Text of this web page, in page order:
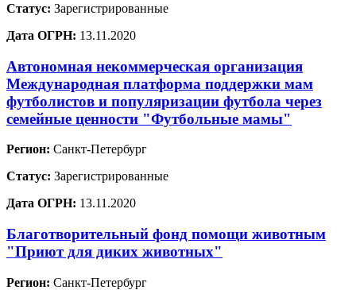
Статус: Зарегистрированные
Дата ОГРН: 13.11.2020
Автономная некоммерческая организация
Международная платформа поддержки мам
футболистов и популяризации футбола через
семейные ценности "Футбольные мамы"
Регион: Санкт-Петербург
Статус: Зарегистрированные
Дата ОГРН: 13.11.2020
Благотворительный фонд помощи животным
"Приют для диких животных"
Регион: Санкт-Петербург